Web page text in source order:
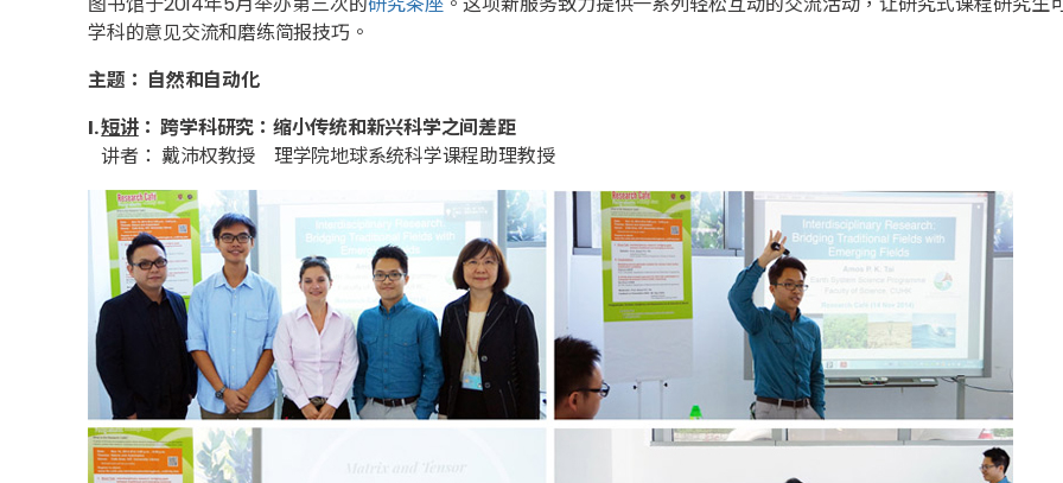
学科的意见交流和磨练简报技巧。
主题： 自然和自动化
I.短讲： 跨学科研究：缩小传统和新兴科学之间差距
讲者： 戴沛权教授 理学院地球系统科学课程助理教授